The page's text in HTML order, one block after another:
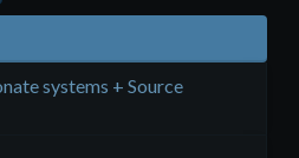
systems + Source